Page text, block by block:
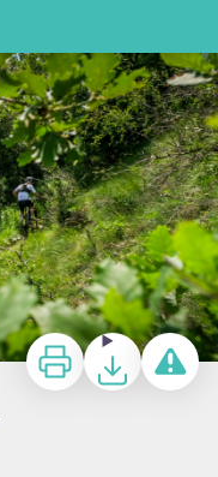
ImprimerTéléchargerSignaler